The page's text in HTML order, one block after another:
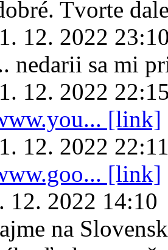
Tvorte
12. 2022
nedarii sa mi
12. 2022
[link]
12. 2022
[link]
12. 2022 14:10
na